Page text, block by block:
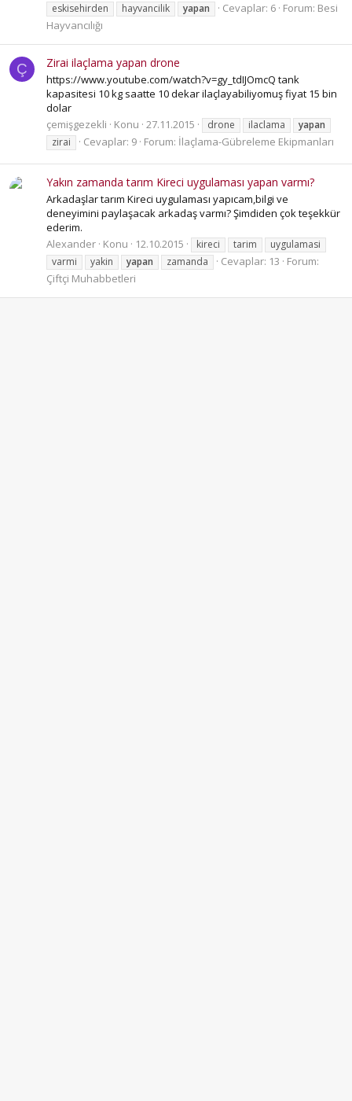
eskisehirden hayvancilik yapan Cevaplar: 6 Forum: Besi
Hayvancılığı
Ç Zirai ilaçlama yapan drone
https://www.youtube.com/watch?v=gy_tdIJOmcQ tank
kapasitesi 10 kg saatte 10 dekar ilaçlayabiliyomuş fiyat 15 bin
dolar
çemişgezekli
Konu 27.11.2015 drone ilaclama
yapan
zirai
Cevaplar: 9 Forum: İlaçlama-Gübreleme Ekipmanları
Yakın zamanda tarım Kireci uygulaması yapan varmı?
Arkadaşlar tarım Kireci uygulaması yapıcam,bilgi ve
deneyimini paylaşacak arkadaş varmı? Şimdiden çok teşekkür
ederim.
Alexander Konu 12.10.2015 kireci tarim
uygulamasi
varmi
yakin yapan zamanda Cevaplar: 13
Forum:
Çiftçi Muhabbetleri